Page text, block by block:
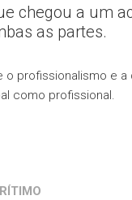
chegou a um
as partes.
o profissionalismo e
como profissional.